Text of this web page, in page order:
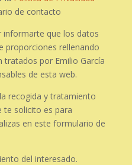
de contacto
informarte que los datos
proporciones rellenando
tratados por Emilio García
de esta web.
recogida y tratamiento
te solicito es para
en este formulario de
del interesado.